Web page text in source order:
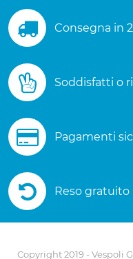
Consegna in
Soddisfatti o
Pagamenti
Reso gratuito
Copyright 2019 - Vespoli